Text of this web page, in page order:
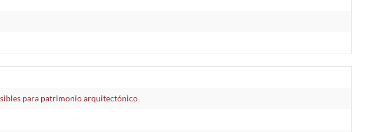
para patrimonio arquitectónico